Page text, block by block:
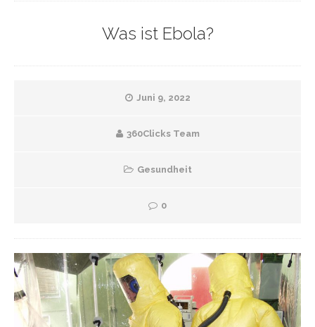
Was ist Ebola?
Juni 9, 2022
360Clicks Team
Gesundheit
0